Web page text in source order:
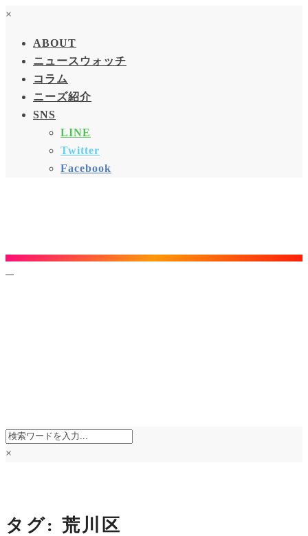
×
ABOUT
ニュースウォッチ
コラム
ニーズ紹介
SNS
LINE
Twitter
Facebook
×
タグ: 荒川区